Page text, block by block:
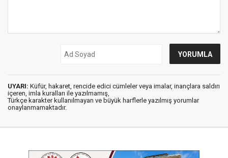
UYARI: Küfür, hakaret, rencide edici cümleler veya imalar, inançlara saldırı
içeren, imla kuralları ile yazılmamış,
Türkçe karakter kullanılmayan ve büyük harflerle yazılmış yorumlar
onaylanmamaktadır.